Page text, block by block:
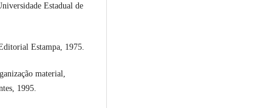
Estadual de
Estampa, 1975.
material,
1995.